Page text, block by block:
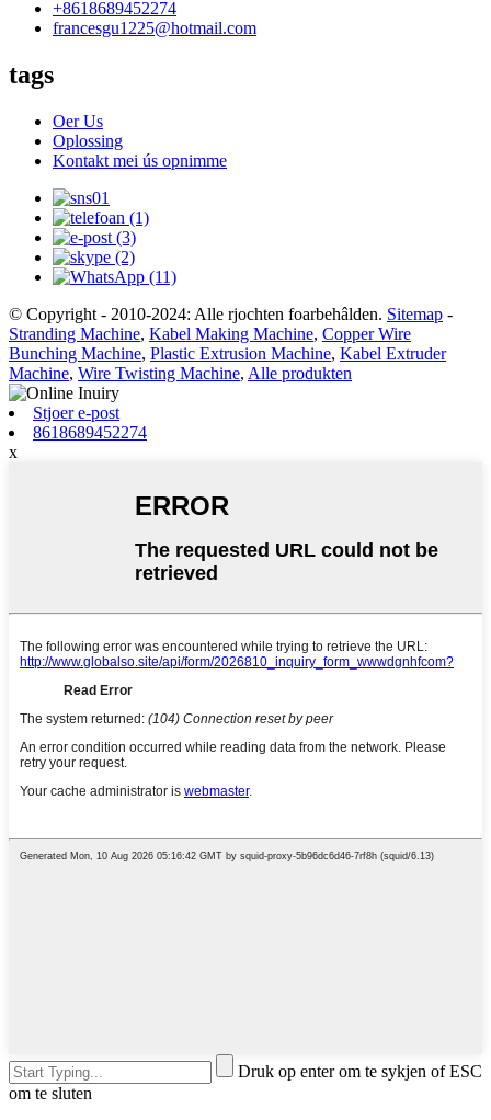
+8618689452274
francesgu1225@hotmail.com
tags
Oer Us
Oplossing
Kontakt mei ús opnimme
© Copyright - 2010-2024: Alle rjochten foarbehâlden. Sitemap -
Stranding Machine, Kabel Making Machine, Copper Wire
Bunching Machine, Plastic Extrusion Machine, Kabel Extruder
Machine, Wire Twisting Machine, Alle produkten
Stjoer e-post
8618689452274
x
Druk op enter om te sykjen of ESC
om te sluten